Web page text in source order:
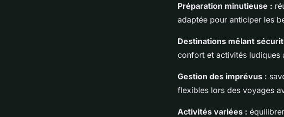
Préparation minutieuse :
adaptée pour anticiper les
Destinations mêlant
confort et activités ludiques
Gestion des imprévus :
flexibles lors des voyages
Activités variées :